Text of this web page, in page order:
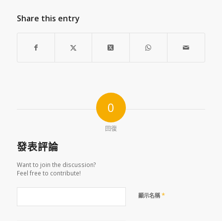
Share this entry
0
回復
發表評論
Want to join the discussion?
Feel free to contribute!
顯示名稱 *